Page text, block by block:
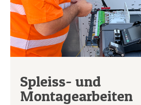
Spleiss- und
Montagearbeiten